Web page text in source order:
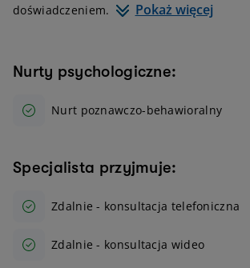
doświadczeniem.
Pokaż więcej
Nurty psychologiczne:
Nurt poznawczo-behawioralny
Specjalista przyjmuje:
Zdalnie - konsultacja telefoniczna
Zdalnie - konsultacja wideo